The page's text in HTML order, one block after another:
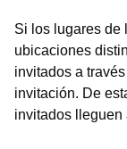
Si los lugares de
ubicaciones
invitados a través
invitación. De
invitados lleguen